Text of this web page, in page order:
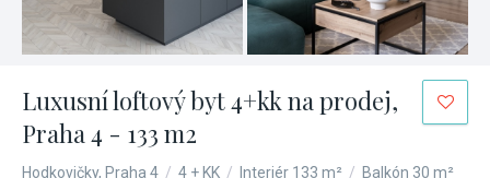
Luxusní loftový byt 4+kk na prodej,
Praha 4 - 133 m2
Hodkovičky, Praha 4 / 4 + KK / Interiér 133 m² / Balkón 30 m²